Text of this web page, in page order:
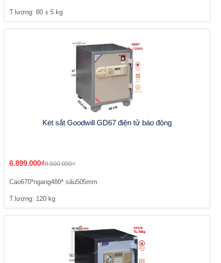
T.lượng: 80 ± 5 kg
Két sắt Goodwill GD67 điện tử báo động
6.899.000₫8.500.000₫
Cao670*ngang480* sâu505mm
T.lượng: 120 kg